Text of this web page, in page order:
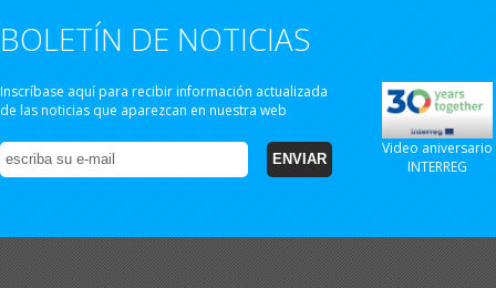
BOLETÍN DE NOTICIAS
Inscríbase aquí para recibir información actualizada
de las noticias que aparezcan en nuestra web
Video aniversario
INTERREG